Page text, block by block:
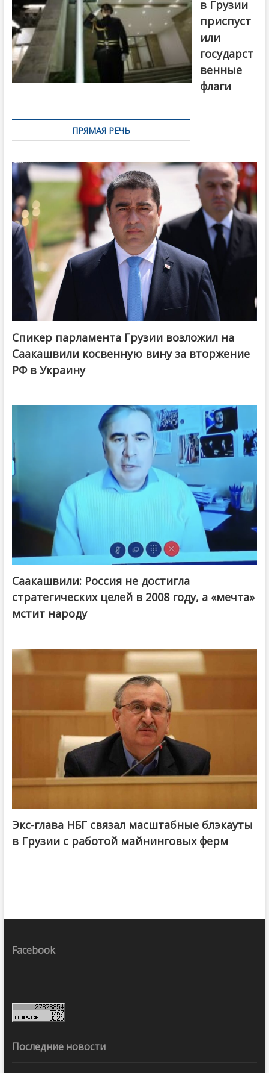
в Грузии
приспуст
или
государст
венные
флаги
ПРЯМАЯ РЕЧЬ
Спикер парламента Грузии возложил на
Саакашвили косвенную вину за вторжение
РФ в Украину
Саакашвили: Россия не достигла
стратегических целей в 2008 году, а «мечта»
мстит народу
Экс-глава НБГ связал масштабные блэкауты
в Грузии с работой майнинговых ферм
Facebook
Последние новости